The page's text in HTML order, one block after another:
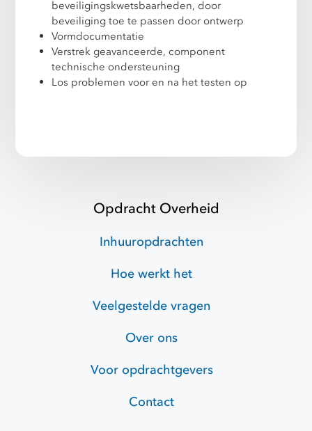
beveiligingskwetsbaarheden, door
beveiliging toe te passen door ontwerp
Vormdocumentatie
Verstrek geavanceerde, component
technische ondersteuning
Los problemen voor en na het testen op
Opdracht Overheid
Inhuuropdrachten
Hoe werkt het
Veelgestelde vragen
Over ons
Voor opdrachtgevers
Contact